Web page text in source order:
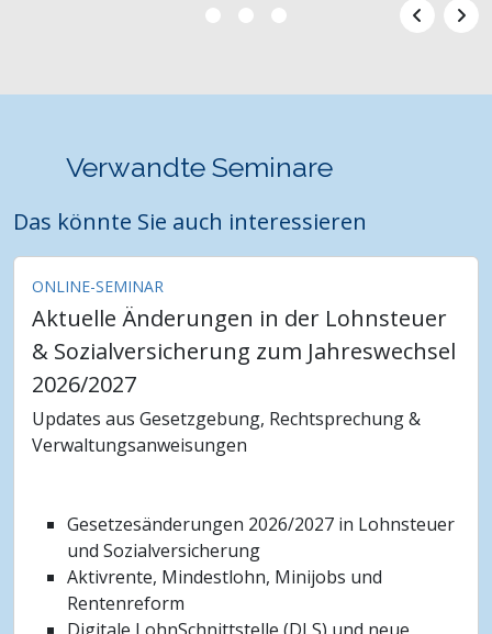
Verwandte Seminare
Das könnte Sie auch interessieren
ONLINE-SEMINAR
Aktuelle Änderungen in der Lohnsteuer
& Sozialversicherung zum Jahreswechsel
2026/2027
Updates aus Gesetzgebung, Rechtsprechung &
Verwaltungsanweisungen
Gesetzesänderungen 2026/2027 in Lohnsteuer
und Sozialversicherung
Aktivrente, Mindestlohn, Minijobs und
Rentenreform